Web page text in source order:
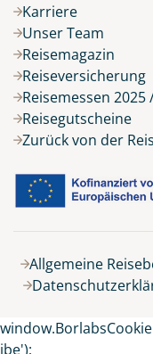
Alle
Karriere
Unser Team
Reisemagazin
Reiseversicherung
Reisemessen 2025
Reisegutscheine
Zurück von der
Allgemeine
ibe');